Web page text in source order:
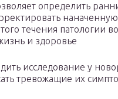
определить
течения патологии
и здоровье
исследование у
тревожащие их